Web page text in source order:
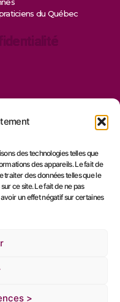
des technologies telles que
des appareils. Le fait de
traiter des données telles que le
ce site. Le fait de ne pas
un effet négatif sur certaines
>
du Québec